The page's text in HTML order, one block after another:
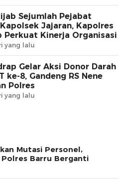
Sejumlah Pejabat
Jajaran, Kapolres
Perkuat Kinerja Organisasi
yang lalu
Gelar Aksi Donor Darah
ke-8, Gandeng RS Nene
Polres
yang lalu
Mutasi Personel,
Barru Berganti